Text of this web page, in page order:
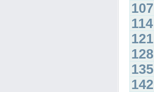
107
114
121
128
135
142